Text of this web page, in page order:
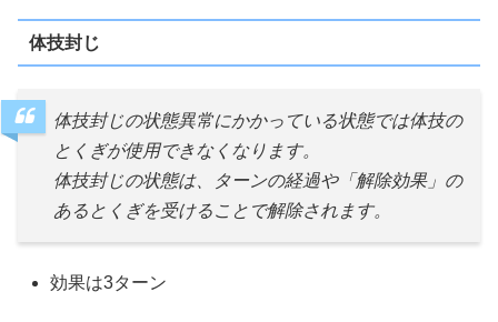
体技封じ
体技封じの状態異常にかかっている状態では体技の
とくぎが使用できなくなります。
体技封じの状態は、ターンの経過や「解除効果」の
あるとくぎを受けることで解除されます。
効果は3ターン